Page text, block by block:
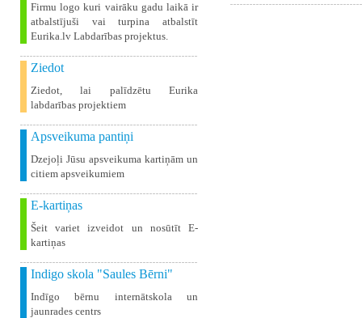
Firmu logo kuri vairāku gadu laikā ir
atbalstījuši vai turpina atbalstīt
Eurika.lv Labdarības projektus.
Ziedot
Ziedot, lai palīdzētu Eurika
labdarības projektiem
Apsveikuma pantiņi
Dzejoļi Jūsu apsveikuma kartiņām un
citiem apsveikumiem
E-kartiņas
Šeit variet izveidot un nosūtīt E-
kartiņas
Indigo skola "Saules Bērni"
Indīgo bērnu internātskola un
jaunrades centrs